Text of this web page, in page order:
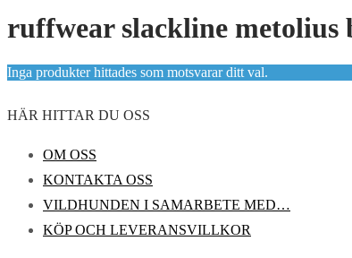
ruffwear slackline metolius
Inga produkter hittades som motsvarar ditt val.
HÄR HITTAR DU OSS
OM OSS
KONTAKTA OSS
VILDHUNDEN I SAMARBETE MED…
KÖP OCH LEVERANSVILLKOR